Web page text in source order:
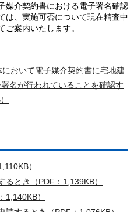
媒介契約書における電子署名確認
は、実施可否について現在精査中
ご案内いたします。
おいて電子媒介契約書に宅地建
名が行われていることを確認す
）
とき（PDF：1,139KB）
1,140KB）